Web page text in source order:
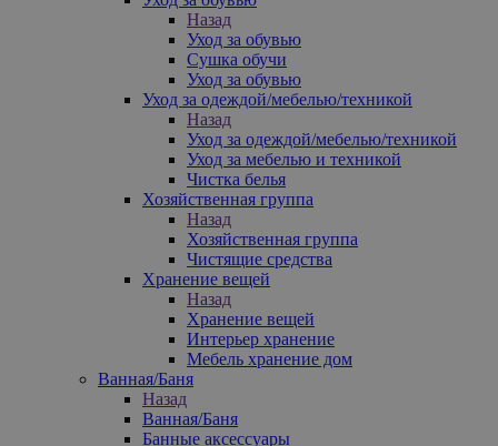
Назад
Уход за обувью
Сушка обучи
Уход за обувью
Уход за одеждой/мебелью/техникой
Назад
Уход за одеждой/мебелью/техникой
Уход за мебелью и техникой
Чистка белья
Хозяйственная группа
Назад
Хозяйственная группа
Чистящие средства
Хранение вещей
Назад
Хранение вещей
Интерьер хранение
Мебель хранение дом
Ванная/Баня
Назад
Ванная/Баня
Банные аксессуары